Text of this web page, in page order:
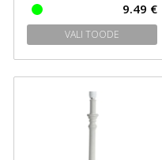
9.49 €
VALI TOODE